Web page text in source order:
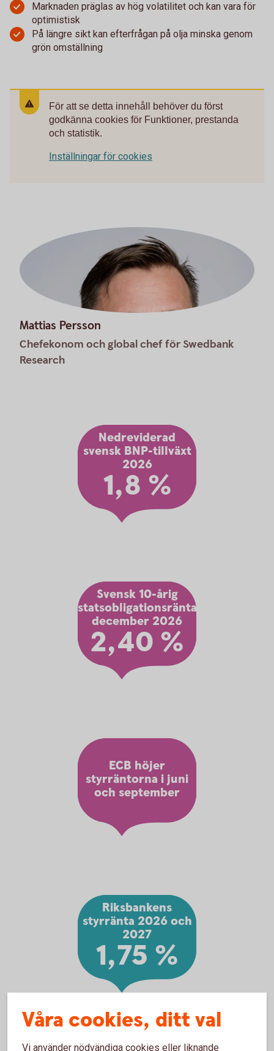
Marknaden präglas av hög volatilitet och kan vara för
optimistisk
På längre sikt kan efterfrågan på olja minska genom
grön omställning
För att se detta innehåll behöver du först
godkänna cookies för Funktioner, prestanda
och statistik.
Inställningar för cookies
Mattias Persson
Chefekonom och global chef för Swedbank
Research
Nedreviderad
svensk BNP-tillväxt
2026
1,8 %
Svensk 10-årig
statsobligationsränta
december 2026
2,40 %
ECB höjer
styrräntorna i juni
och september
Riksbankens
styrränta 2026 och
2027
1,75 %
Våra cookies, ditt val
Vi använder nödvändiga cookies eller liknande